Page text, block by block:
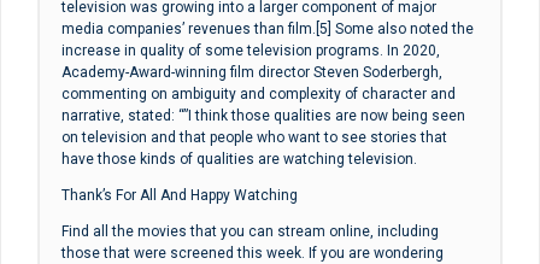
television was growing into a larger component of major
media companies’ revenues than film.[5] Some also noted the
increase in quality of some television programs. In 2020,
Academy-Award-winning film director Steven Soderbergh,
commenting on ambiguity and complexity of character and
narrative, stated: “”I think those qualities are now being seen
on television and that people who want to see stories that
have those kinds of qualities are watching television.
Thank’s For All And Happy Watching
Find all the movies that you can stream online, including
those that were screened this week. If you are wondering